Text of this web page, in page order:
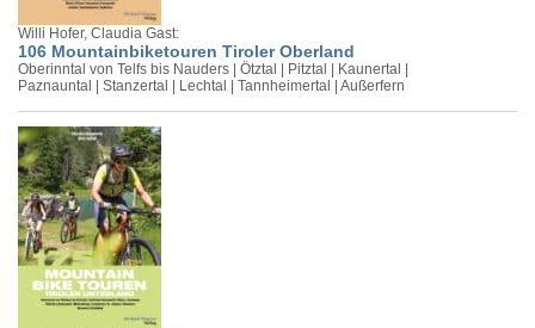
Willi Hofer, Claudia Gast:
106 Mountainbiketouren Tiroler Oberland
Oberinntal von Telfs bis Nauders | Ötztal | Pitztal | Kaunertal |
Paznauntal | Stanzertal | Lechtal | Tannheimertal | Außerfern